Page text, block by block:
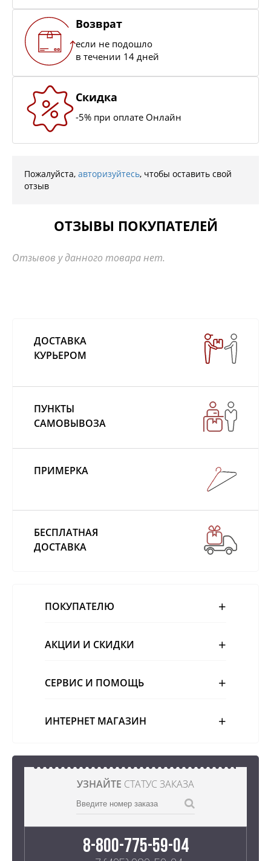
Возврат
если не подошло
в течении 14 дней
Скидка
-5% при оплате Онлайн
Пожалуйста, авторизуйтесь, чтобы оставить свой
отзыв
ОТЗЫВЫ ПОКУПАТЕЛЕЙ
Отзывов у данного товара нет.
ДОСТАВКА
КУРЬЕРОМ
ПУНКТЫ
САМОВЫВОЗА
ПРИМЕРКА
БЕСПЛАТНАЯ
ДОСТАВКА
ПОКУПАТЕЛЮ
АКЦИИ И СКИДКИ
СЕРВИС И ПОМОЩЬ
ИНТЕРНЕТ МАГАЗИН
УЗНАЙТЕ СТАТУС ЗАКАЗА
8-800-775-59-04